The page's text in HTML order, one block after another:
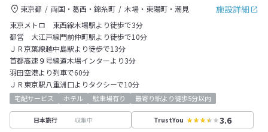
施設詳細
東京都 両国・葛西・錦糸町
木場・東陽町・潮見
東京メトロ 東西線木場駅より徒歩で3分
都営 大江戸線門前仲町駅より徒歩で10分
ＪＲ京葉線越中島駅より徒歩で13分
首都高速９号線道木場インターより3分
羽田空港より列車で60分
ＪＲ東京駅八重洲口よりタクシーで10分
宅配サービス ホテル 駐車場有り 最寄り駅より徒歩5分以内
日本旅行 収集中 TrustYou 3.6